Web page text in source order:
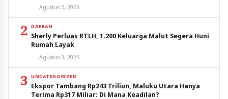
Agustus 5, 2026
2 DAERAH
Sherly Perluas RTLH, 1.200 Keluarga Malut Segera Huni
Rumah Layak
Agustus 3, 2026
3 UNCATEGORIZED
Ekspor Tambang Rp243 Triliun, Maluku Utara Hanya
Terima Rp317 Miliar: Di Mana Keadilan?